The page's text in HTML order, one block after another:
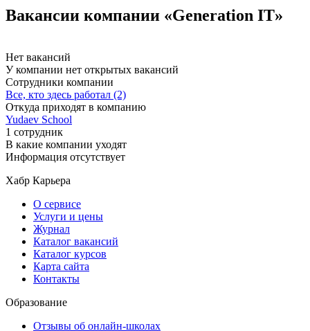
Вакансии компании «Generation IT»
Нет вакансий
У компании нет открытых вакансий
Сотрудники компании
Все, кто здесь работал (2)
Откуда приходят в компанию
Yudaev School
1 сотрудник
В какие компании уходят
Информация отсутствует
Хабр Карьера
О сервисе
Услуги и цены
Журнал
Каталог вакансий
Каталог курсов
Карта сайта
Контакты
Образование
Отзывы об онлайн-школах